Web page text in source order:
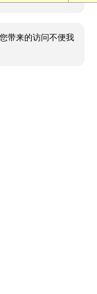
带来的访问不便我